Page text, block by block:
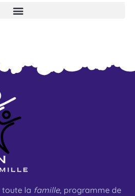
toute la famille, programme de